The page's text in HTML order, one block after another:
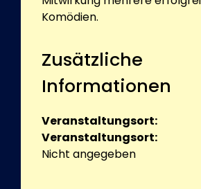
Komödien.
Zusätzliche
Informationen
Veranstaltungsort:
Veranstaltungsort:
Nicht angegeben